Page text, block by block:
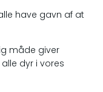
have gavn af at
måde giver
dyr i vores